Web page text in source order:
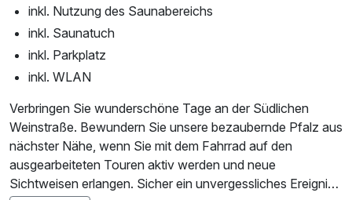
inkl. Nutzung des Saunabereichs
inkl. Saunatuch
inkl. Parkplatz
inkl. WLAN
Verbringen Sie wunderschöne Tage an der Südlichen
Weinstraße. Bewundern Sie unsere bezaubernde Pfalz aus
nächster Nähe, wenn Sie mit dem Fahrrad auf den
ausgearbeiteten Touren aktiv werden und neue
Sichtweisen erlangen. Sicher ein unvergessliches Ereignis.